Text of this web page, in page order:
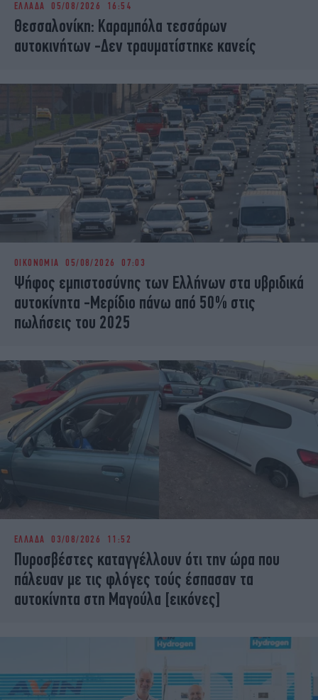
iBOOKS
OSCARS
THE OCEAN
MEDIA
ELAMEFORA
NEWSLETTER
ΕΛΛΑΔΑ 05/08/2026 16:54
Θεσσαλονίκη: Καραμπόλα τεσσάρων
αυτοκινήτων -Δεν τραυματίστηκε κανείς
ΟΙΚΟΝΟΜΙΑ 05/08/2026 07:03
Ψήφος εμπιστοσύνης των Ελλήνων στα υβριδικά
αυτοκίνητα -Μερίδιο πάνω από 50% στις
πωλήσεις του 2025
ΕΛΛΑΔΑ 03/08/2026 11:52
Πυροσβέστες καταγγέλλουν ότι την ώρα που
πάλευαν με τις φλόγες τούς έσπασαν τα
αυτοκίνητα στη Μαγούλα [εικόνες]